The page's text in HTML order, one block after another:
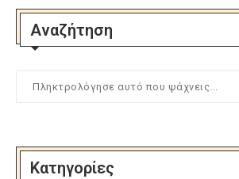
Αναζήτηση
Κατηγορίες